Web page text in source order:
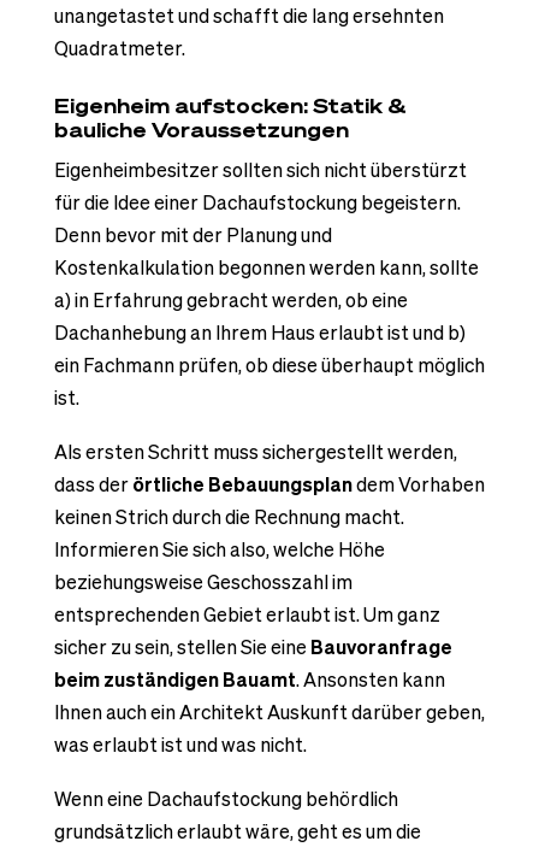
unangetastet und schafft die lang ersehnten
Quadratmeter.
Eigenheim aufstocken: Statik &
bauliche Voraussetzungen
Eigenheimbesitzer sollten sich nicht überstürzt
für die Idee einer Dachaufstockung begeistern.
Denn bevor mit der Planung und
Kostenkalkulation begonnen werden kann, sollte
a) in Erfahrung gebracht werden, ob eine
Dachanhebung an Ihrem Haus erlaubt ist und b)
ein Fachmann prüfen, ob diese überhaupt möglich
ist.
Als ersten Schritt muss sichergestellt werden,
dass derörtliche Bebauungsplandem Vorhaben
keinen Strich durch die Rechnung macht.
Informieren Sie sich also, welche Höhe
beziehungsweise Geschosszahl im
entsprechenden Gebiet erlaubt ist. Um ganz
sicher zu sein, stellen Sie eine Bauvoranfrage
beim zuständigen Bauamt. Ansonsten kann
Ihnen auch ein Architekt Auskunft darüber geben,
was erlaubt ist und was nicht.
Wenn eine Dachaufstockung behördlich
grundsätzlich erlaubt wäre, geht es um die